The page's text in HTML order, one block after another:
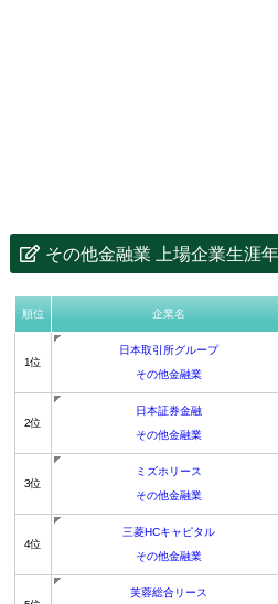
その他金融業 上場企業生涯
順位 企業名
1位
日本取引所グループ
その他金融業
2位
日本証券金融
その他金融業
3位
ミズホリース
その他金融業
4位
三菱HCキャピタル
その他金融業
芙蓉総合リース